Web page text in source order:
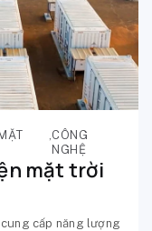
,CÔNG
NGHỆ
mặt trời
cấp năng lượng